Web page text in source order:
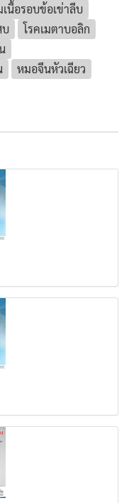
นื้อรอบข้อเข่าลีบ
บ
โรคเมตาบอลิก
หมอจีนหัวเฉียว